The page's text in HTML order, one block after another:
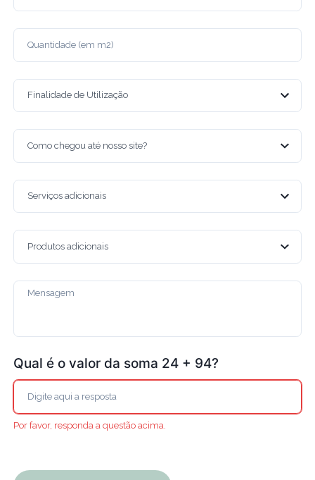
Qual é o valor da soma 24 + 94?
Por favor, responda a questão acima.